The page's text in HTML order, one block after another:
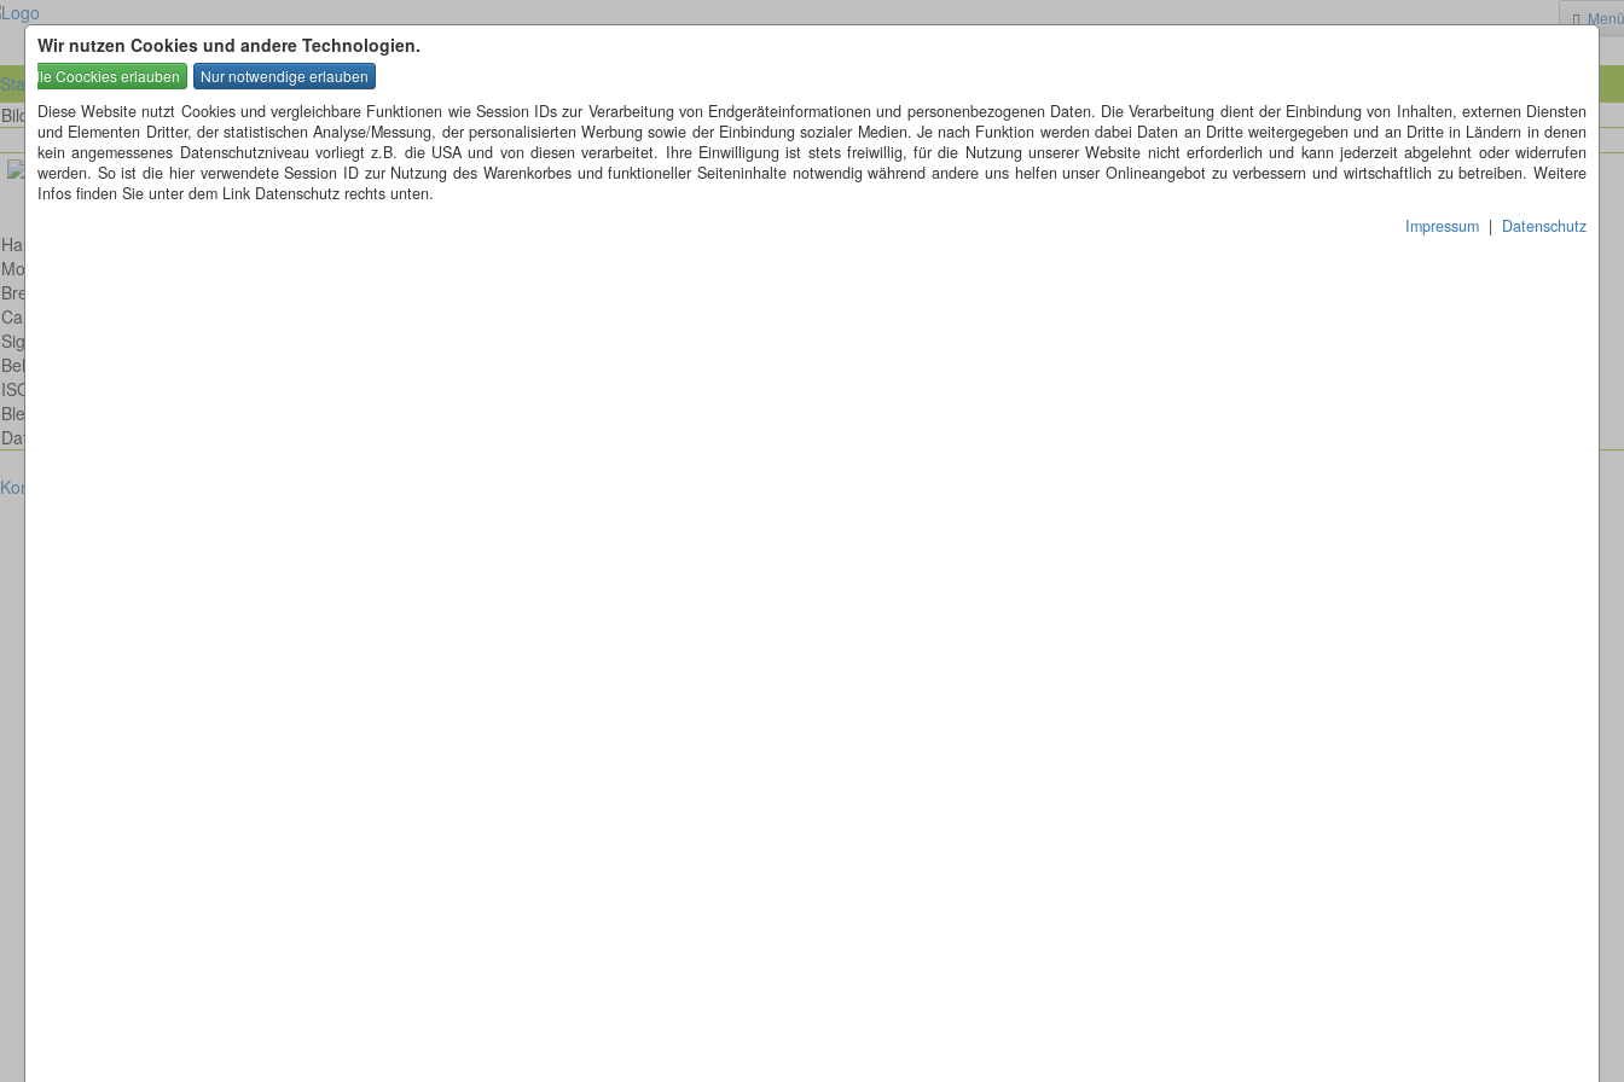
Wir nutzen Cookies und andere Technologien.
Diese Website nutzt Cookies und vergleichbare Funktionen wie Session IDs zur Verarbeitung von Endgeräteinformationen und personenbezogenen Daten. Die Verarbeitung dient der Einbindung von Inhalten, externen Diensten
und Elementen Dritter, der statistischen Analyse/Messung, der personalisierten Werbung sowie der Einbindung sozialer Medien. Je nach Funktion werden dabei Daten an Dritte weitergegeben und an Dritte in Ländern in denen
kein angemessenes Datenschutzniveau vorliegt z.B. die USA und von diesen verarbeitet. Ihre Einwilligung ist stets freiwillig, für die Nutzung unserer Website nicht erforderlich und kann jederzeit abgelehnt oder widerrufen
werden. So ist die hier verwendete Session ID zur Nutzung des Warenkorbes und funktioneller Seiteninhalte notwendig während andere uns helfen unser Onlineangebot zu verbessern und wirtschaftlich zu betreiben. Weitere
Infos finden Sie unter dem Link Datenschutz rechts unten.
Impressum | Datenschutz
Startseite
Bild 52 von 70Bilder
Hausrotschwanz
Model: Canon EOS 600D
Brennweite: 420mm
Canon EF 300mm 1:4,0 L IS USM
Sigma 1,4 X EX APO DG C-AF Tele-Konverter
Belichtungsdauer : 1/800
ISO: 400
Blende: f/5.6
Datum: 2012:09:06 16:53:28
Kontakt